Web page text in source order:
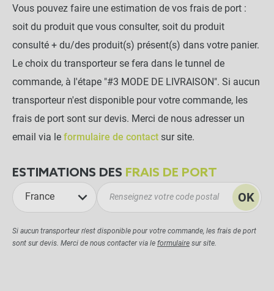
Vous pouvez faire une estimation de vos frais de port :
soit du produit que vous consulter, soit du produit
consulté + du/des produit(s) présent(s) dans votre panier.
Le choix du transporteur se fera dans le tunnel de
commande, à l'étape "#3 MODE DE LIVRAISON". Si aucun
transporteur n'est disponible pour votre commande, les
frais de port sont sur devis. Merci de nous adresser un
email via le formulaire de contact sur site.
ESTIMATIONS DES FRAIS DE PORT
France OK
Si aucun transporteur n'est disponible pour votre commande, les frais de port
sont sur devis. Merci de nous contacter via le formulaire sur site.